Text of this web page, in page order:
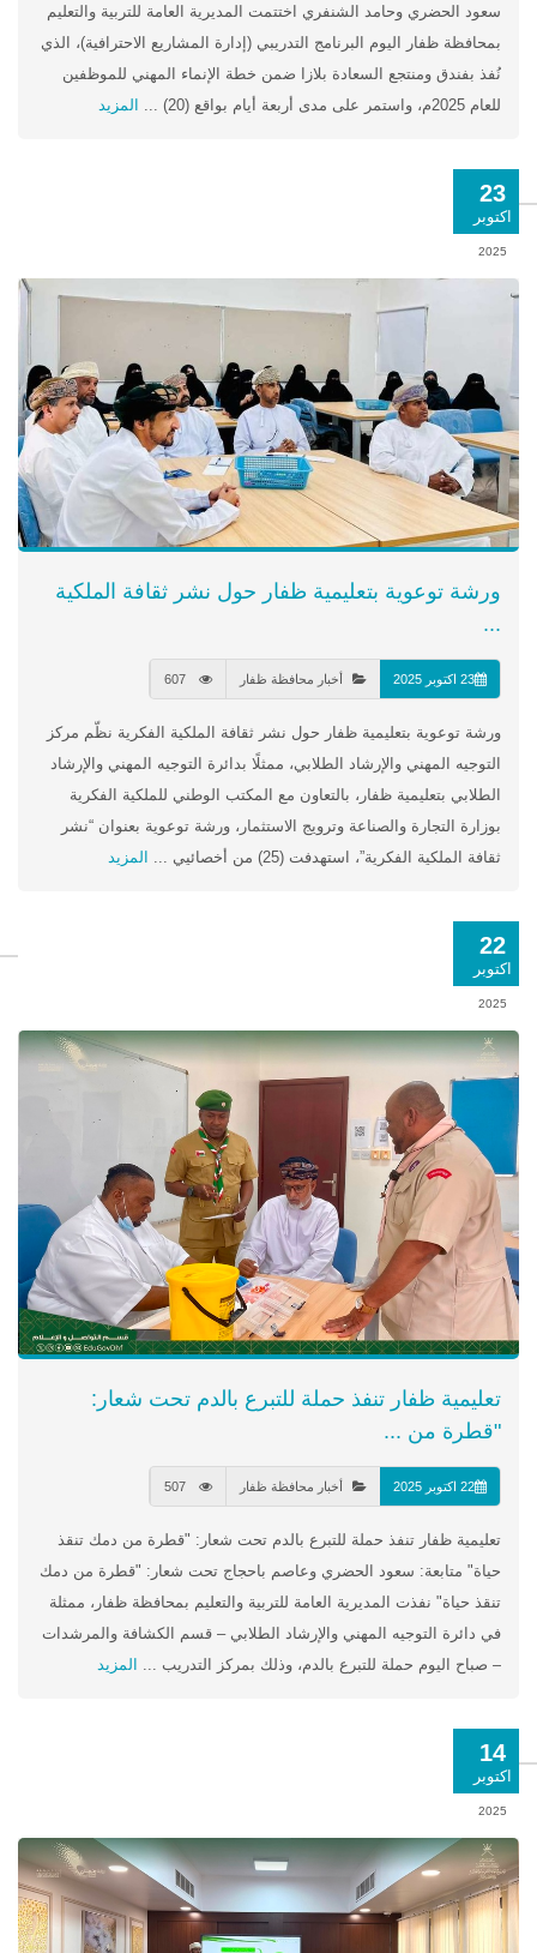
سعود الحضري وحامد الشنفري اختتمت المديرية العامة للتربية والتعليم
بمحافظة ظفار اليوم البرنامج التدريبي (إدارة المشاريع الاحترافية)، الذي
نُفذ بفندق ومنتجع السعادة بلازا ضمن خطة الإنماء المهني للموظفين
للعام 2025م، واستمر على مدى أربعة أيام بواقع (20) ...
المزيد
23
اكتوبر
2025
ورشة توعوية بتعليمية ظفار حول نشر ثقافة الملكية
...
23 اكتوبر 2025 أخبار محافظة ظفار
ورشة توعوية بتعليمية ظفار حول نشر ثقافة الملكية الفكرية نظّم مركز
التوجيه المهني والإرشاد الطلابي، ممثلًا بدائرة التوجيه المهني والإرشاد
الطلابي بتعليمية ظفار، بالتعاون مع المكتب الوطني للملكية الفكرية
بوزارة التجارة والصناعة وترويج الاستثمار، ورشة توعوية بعنوان “نشر
ثقافة الملكية الفكرية”، استهدفت (25) من أخصائيي ...
المزيد
22
اكتوبر
2025
تعليمية ظفار تنفذ حملة للتبرع بالدم تحت شعار:
"قطرة من ...
22 اكتوبر 2025 أخبار محافظة ظفار
تعليمية ظفار تنفذ حملة للتبرع بالدم تحت شعار: "قطرة من دمك تنقذ
حياة" متابعة: سعود الحضري وعاصم باحجاج تحت شعار: "قطرة من دمك
تنقذ حياة" نفذت المديرية العامة للتربية والتعليم بمحافظة ظفار، ممثلة
في دائرة التوجيه المهني والإرشاد الطلابي – قسم الكشافة والمرشدات
– صباح اليوم حملة للتبرع بالدم، وذلك بمركز التدريب ... المزيد
14
اكتوبر
2025